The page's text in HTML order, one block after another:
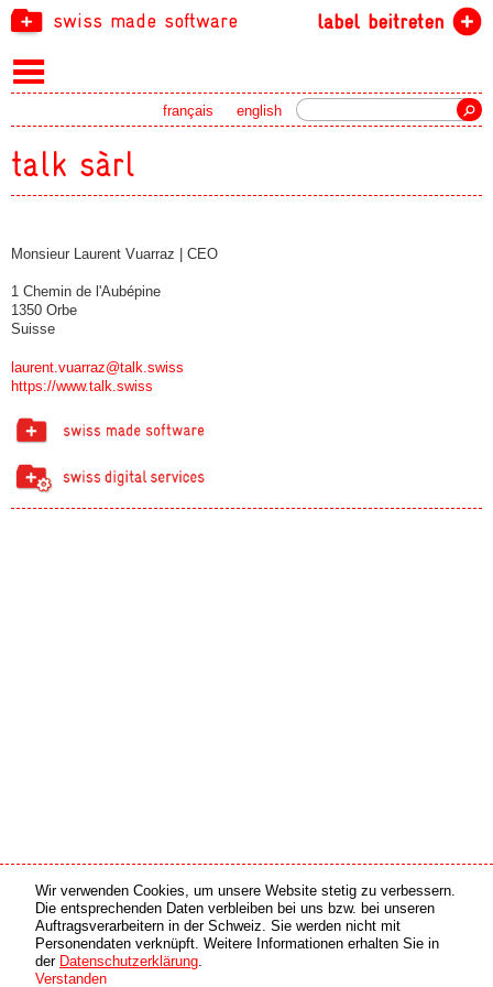
swiss made software label beitreten
english
français
talk sàrl
Monsieur Laurent Vuarraz | CEO
1 Chemin de l'Aubépine
1350 Orbe
Suisse
laurent.vuarraz@talk.swiss
https://www.talk.swiss
Medien Partner
copyright © 2026 by swiss made software gmbh, Switzerland - all rights reserved.
Online Partner
Wir verwenden Cookies, um unsere Website stetig zu verbessern.
Die entsprechenden Daten verbleiben bei uns bzw. bei unseren
Auftragsverarbeitern in der Schweiz. Sie werden nicht mit
Personendaten verknüpft. Weitere Informationen erhalten Sie in
der Datenschutzerklärung.
Verstanden